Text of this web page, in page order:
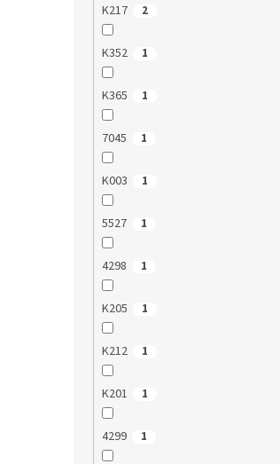
K217 2
K352 1
K365 1
7045 1
K003 1
5527 1
4298 1
K205 1
K212 1
K201 1
4299 1